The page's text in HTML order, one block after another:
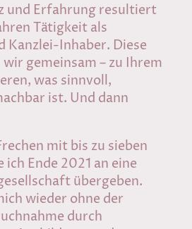
und Erfahrung resultiert
Tätigkeit als
Kanzlei-Inhaber. Diese
gemeinsam – zu Ihrem
was sinnvoll,
ist. Und dann
mit bis zu sieben
Ende 2021 an eine
übergeben.
wieder ohne der
durch